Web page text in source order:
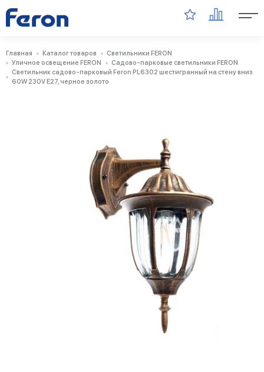
Главная Каталог товаров
Светильники FERON
Уличное освещение FERON
Садово-парковые светильники FERON
Светильник садово-парковый Feron PL6302 шестигранный на стену вниз
60W 230V E27, черное золото